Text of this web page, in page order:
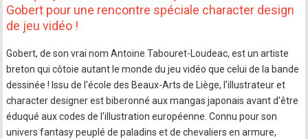
Gobert pour une rencontre spéciale character design
de jeu vidéo !
Gobert, de son vrai nom Antoine Tabouret-Loudeac, est un artiste
breton qui côtoie autant le monde du jeu vidéo que celui de la bande
dessinée ! Issu de l'école des Beaux-Arts de Liège, l'illustrateur et
character designer est biberonné aux mangas japonais avant d'être
éduqué aux codes de l'illustration européenne. Connu pour son
univers fantasy peuplé de paladins et de chevaliers en armure,